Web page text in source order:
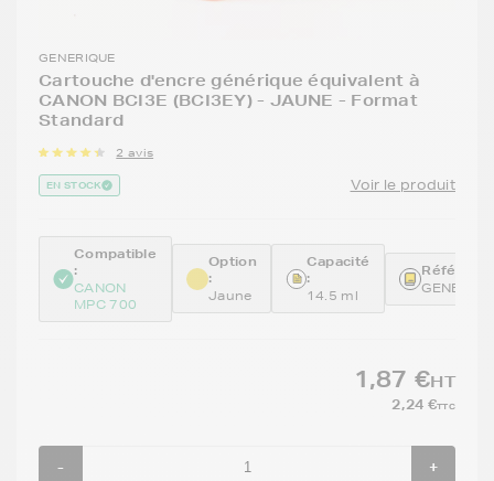
GENERIQUE
Cartouche d'encre générique équivalent à
CANON BCI3E (BCI3EY) - JAUNE - Format
Standard
2 avis
EN STOCK Voir le produit
Compatible
:
CANON
MPC 700
Option
:
Jaune
Capacité
:
14.5 ml
1,87 €HT
2,24 €TTC
- +